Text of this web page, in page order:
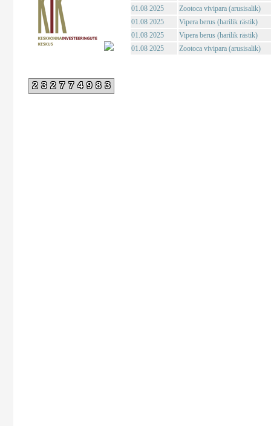
232774983
01.08 2025
Zootoca vivipara (arusisalik)
01.08 2025
Vipera berus (harilik rästik)
01.08 2025
Vipera berus (harilik rästik)
01.08 2025
Zootoca vivipara (arusisalik)